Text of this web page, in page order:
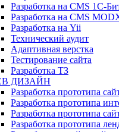
Разработка на CMS 1С-
Разработка на CMS
Разработка на Yii
Технический аудит
Адаптивная верстка
Тестирование сайта
Разработка ТЗ
ДИЗАЙН
Разработка прототипа
Разработка прототипа
Разработка прототипа
Разработка прототипа